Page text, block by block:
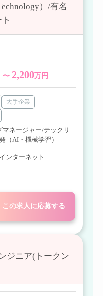
）/有名
〜 2,200万円
大手企業
ネージャー/テックリ
（AI・機械学習）
ンターネット
この求人に応募する
ジニア(トークン